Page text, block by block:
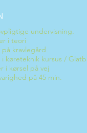
undervisning.
i teori
kravlegård
køreteknik kursus /
i kørsel på vej
på 45 min.